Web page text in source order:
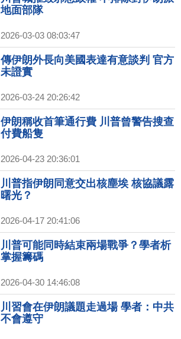
地面部隊
2026-03-03 08:03:47
傳伊朗外長向美國表達有意談判 官方
未證實
2026-03-24 20:26:42
伊朗稱收首筆通行費 川普曾警告搜查
付費船隻
2026-04-23 20:36:01
川普指伊朗同意交出核塵埃 核協議露
曙光？
2026-04-17 20:41:06
川普可能同時結束兩場戰爭？學者析
掌握籌碼
2026-04-30 14:46:08
川習會在伊朗議題走過場 學者：中共
不會遵守